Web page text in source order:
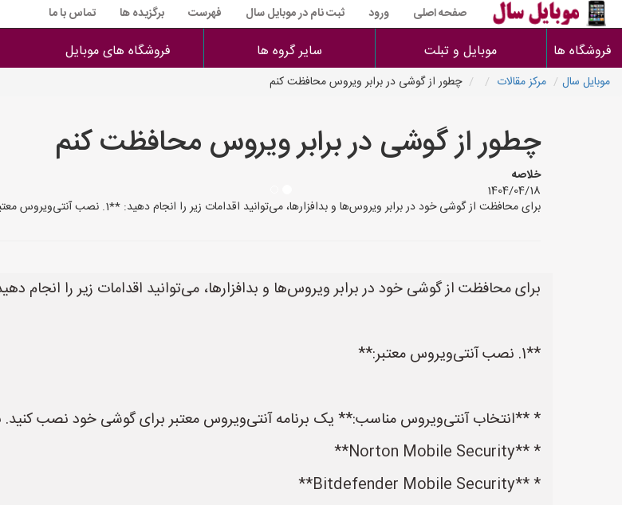
صفحه اصلی ورود ثبت نام در موبایل سال فهرست برگزیده ها تماس با ما
فروشگاه ها موبایل و تبلت سایر گروه ها فروشگاه های موبایل
موبایل سال مرکز مقالات چطور از گوشی در برابر ویروس محافظت کنم
چطور از گوشی در برابر ویروس محافظت کنم
خلاصه
1404/04/18
برای محافظت از گوشی خود در برابر ویروس‌ها و بدافزارها، می‌توانید اقدامات زیر را انجام دهید: **1. نصب آنتی‌ویروس معتبر:** * **انتخاب آنتی‌ویروس مناسب:** یک برنامه آنتی‌ویروس
برای محافظت از گوشی خود در برابر ویروس‌ها و بدافزارها، می‌توانید اقدامات زیر را انجام
**1. نصب آنتی‌ویروس معتبر:**
* **انتخاب آنتی‌ویروس مناسب:** یک برنامه آنتی‌ویروس معتبر برای گوشی خود نصب کنید.
* **Norton Mobile Security**
* **Bitdefender Mobile Security**